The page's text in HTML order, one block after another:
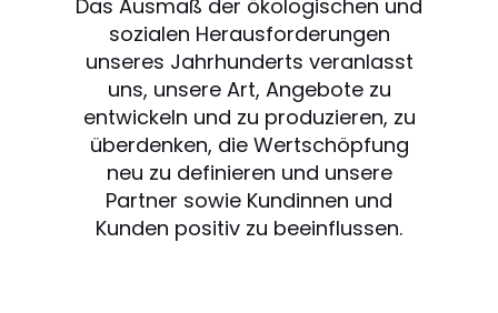
Das Ausmaß der ökologischen und
sozialen Herausforderungen
unseres Jahrhunderts veranlasst
uns, unsere Art, Angebote zu
entwickeln und zu produzieren, zu
überdenken, die Wertschöpfung
neu zu definieren und unsere
Partner sowie Kundinnen und
Kunden positiv zu beeinflussen.